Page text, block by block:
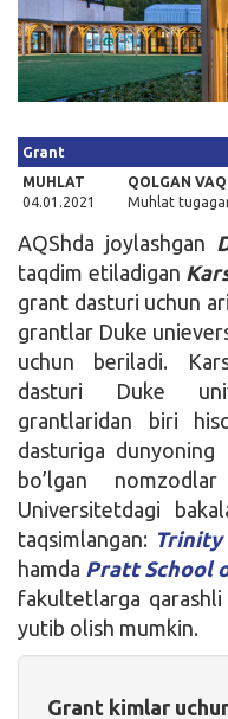
Grant
MUHLAT
04.01.2021
QOLGAN
Muhlat
AQShda joylashgan
taqdim etiladigan
grant dasturi uchun
grantlar Duke
uchun beriladi.
dasturi Duke
grantlaridan biri
dasturiga dunyoning
bo’lgan
Universitetdagi
taqsimlangan:
hamda Pratt School
fakultetlarga
yutib olish mumkin.
Grant kimlar